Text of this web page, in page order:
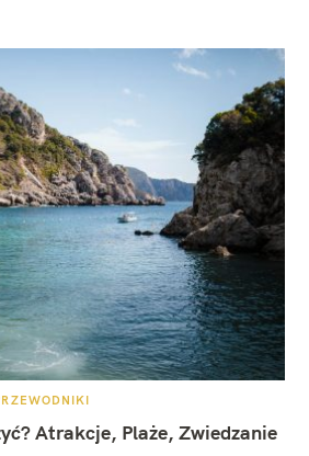
Atrakcje, Plaże, Zwiedzanie